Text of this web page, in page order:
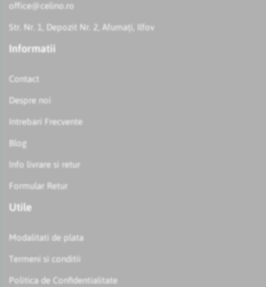
office@celino.ro
Str. Nr. 1, Depozit Nr. 2, Afumați, Ilfov
Informatii
Contact
Despre noi
Intrebari Frecvente
Blog
Info livrare si retur
Formular Retur
Utile
Modalitati de plata
Termeni si conditii
Politica de Confidentialitate